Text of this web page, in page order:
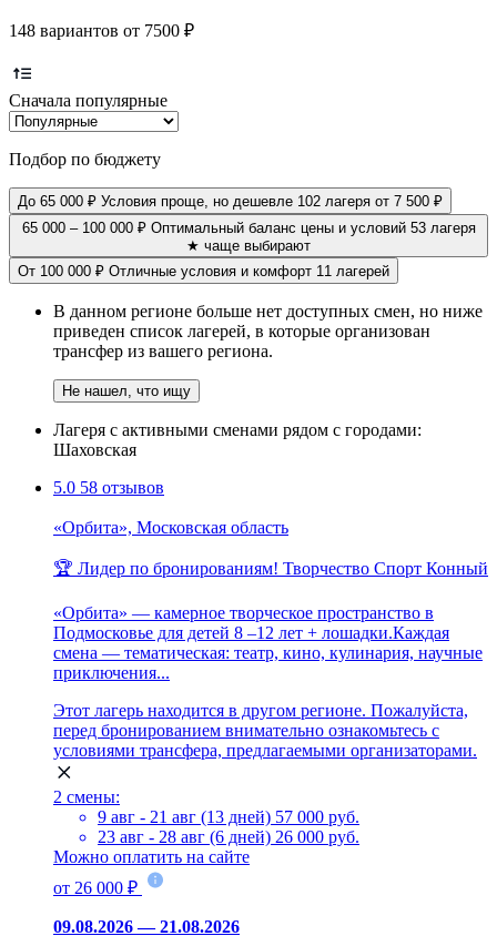
148 вариантов от 7500 ₽
Сначала популярные
Подбор по бюджету
До 65 000 ₽ Условия проще, но дешевле 102 лагеря от 7 500 ₽
65 000 – 100 000 ₽ Оптимальный баланс цены и условий 53 лагеря
★ чаще выбирают
От 100 000 ₽ Отличные условия и комфорт 11 лагерей
В данном регионе больше нет доступных смен, но ниже
приведен список лагерей, в которые организован
трансфер из вашего региона.
Не нашел, что ищу
Лагеря с активными сменами рядом с городами:
Шаховская
5.0 58 отзывов
«Орбита», Московская область
🏆 Лидер по бронированиям! Творчество Спорт Конный
«Орбита» — камерное творческое пространство в
Подмосковье для детей 8 –12 лет + лошадки.Каждая
смена — тематическая: театр, кино, кулинария, научные
приключения...
Этот лагерь находится в другом регионе. Пожалуйста,
перед бронированием внимательно ознакомьтесь с
условиями трансфера, предлагаемыми организаторами.
2 смены:
9 авг - 21 авг (13 дней) 57 000 руб.
23 авг - 28 авг (6 дней) 26 000 руб.
Можно оплатить на сайте
от 26 000 ₽
09.08.2026 — 21.08.2026